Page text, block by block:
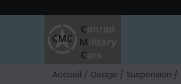
Accueil / Dodge / Suspension /